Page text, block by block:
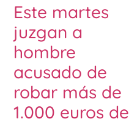
Este martes
juzgan a
hombre
acusado de
robar más de
1.000 euros de